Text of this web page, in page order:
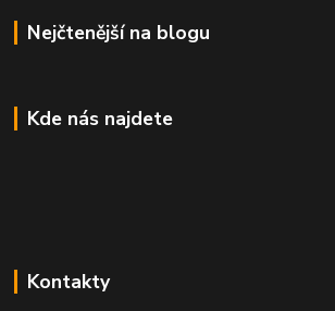
Nejčtenější na blogu
Kde nás najdete
Kontakty